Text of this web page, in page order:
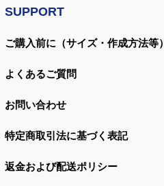
SUPPORT
ご購入前に（サイズ・作成方法等）
よくあるご質問
お問い合わせ
特定商取引法に基づく表記
返金および配送ポリシー